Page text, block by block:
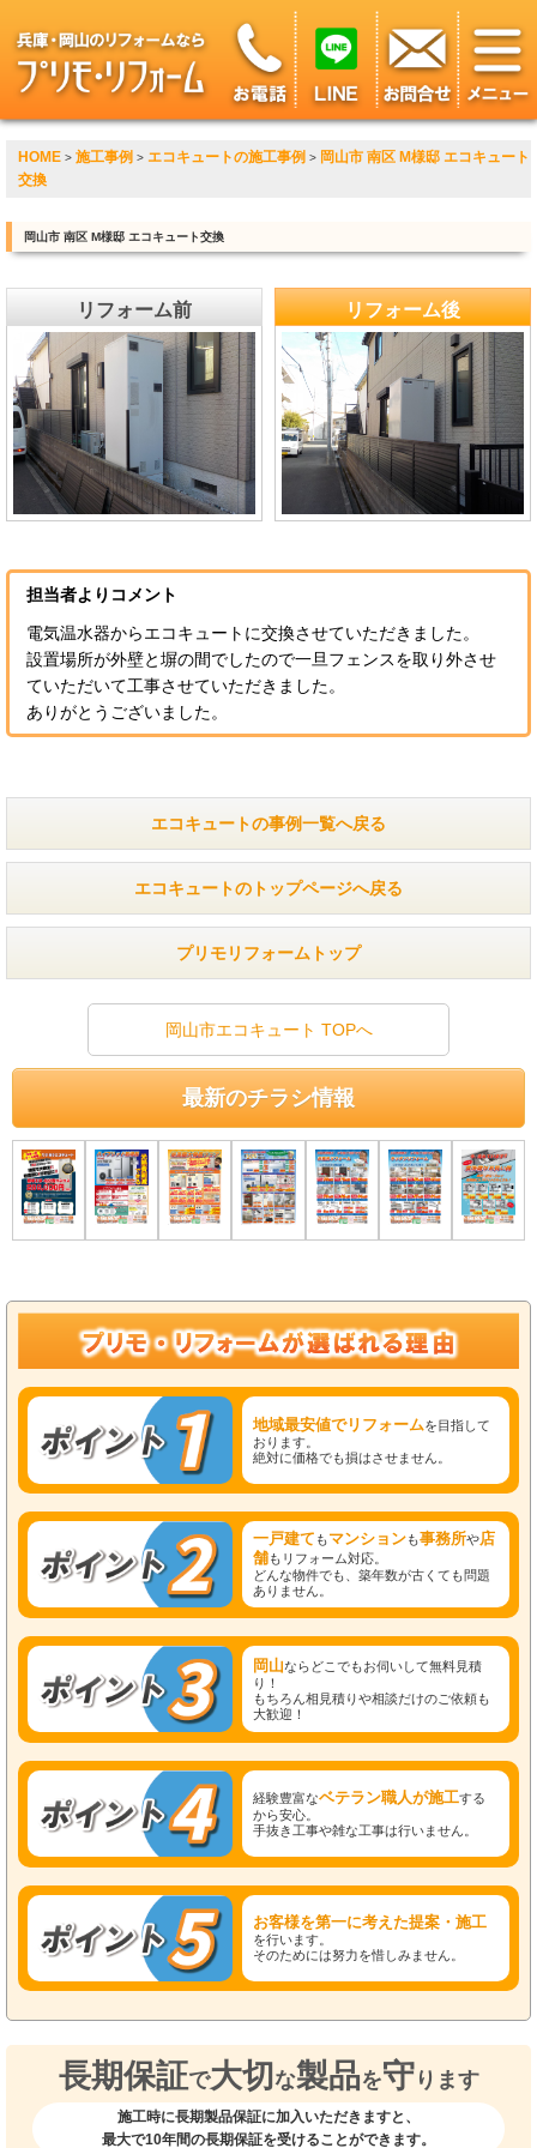
HOME > 施工事例 > エコキュートの施工事例 > 岡山市 南区 M様邸 エコキュート
交換
岡山市 南区 M様邸 エコキュート交換
リフォーム前 リフォーム後
担当者よりコメント
電気温水器からエコキュートに交換させていただきました。
設置場所が外壁と塀の間でしたので一旦フェンスを取り外させ
ていただいて工事させていただきました。
ありがとうございました。
エコキュートの事例一覧へ戻る
エコキュートのトップページへ戻る
プリモリフォームトップ
岡山市エコキュート TOPへ
最新のチラシ情報
地域最安値でリフォームを目指して
おります。
絶対に価格でも損はさせません。
一戸建て もマンションも事務所や店
舗もリフォーム対応。
どんな物件でも、築年数が古くても問題
ありません。
岡山ならどこでもお伺いして無料見積
り！
もちろん相見積りや相談だけのご依頼も
大歓迎！
経験豊富なベテラン職人が施工する
から安心。
手抜き工事や雑な工事は行いません。
お客様を第一に考えた提案・施工
を行います。
そのためには努力を惜しみません。
長期保証で大切 な製品を守 ります
施工時に長期製品保証に加入いただきますと、
最大で10年間の長期保証を受けることができます。